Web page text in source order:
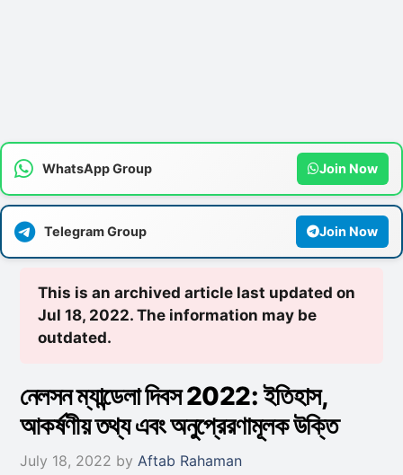
WhatsApp Group Join Now
Telegram Group Join Now
This is an archived article last updated on
Jul 18, 2022. The information may be
outdated.
নেলসন ম্যান্ডেলা দিবস 2022: ইতিহাস,
আকর্ষণীয় তথ্য এবং অনুপ্রেরণামূলক উক্তি
July 18, 2022 by Aftab Rahaman